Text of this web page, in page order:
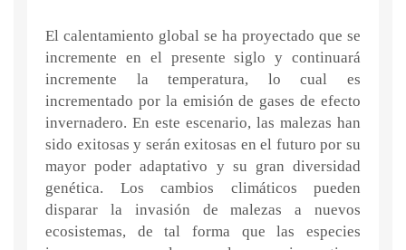
El calentamiento global se ha proyectado que se
incremente en el presente siglo y continuará
incremente la temperatura, lo cual es
incrementado por la emisión de gases de efecto
invernadero. En este escenario, las malezas han
sido exitosas y serán exitosas en el futuro por su
mayor poder adaptativo y su gran diversidad
genética. Los cambios climáticos pueden
disparar la invasión de malezas a nuevos
ecosistemas, de tal forma que las especies